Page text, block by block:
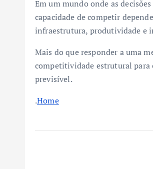
Em um mundo onde as
capacidade de competir
infraestrutura, produtividade e
Mais do que responder a uma
competitividade estrutural para
previsível.
.Home